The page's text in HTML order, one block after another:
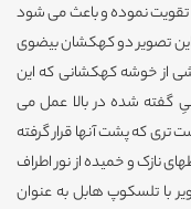
تقویت نموده و باعث می شود
این تصویر دو کهکشان بیضوی
از خوشه کهکشانی که این
گفته شده در بالا عمل می
تری که پشت آنها قرار گرفته
نازک و خمیده از نور اطراف
با تلسکوپ هابل به عنوان